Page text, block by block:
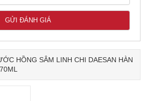
HỒNG SÂM LINH CHI DAESAN HÀN